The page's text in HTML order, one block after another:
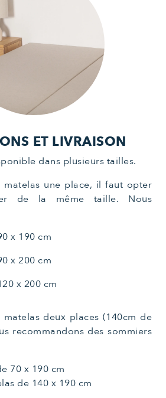
ET LIVRAISON
dans plusieurs tailles.
matelas une place, il faut opter
de la même taille. Nous
x 190 cm
x 200 cm
x 200 cm
deux places (140cm de
recommandons des sommiers
70 x 190 cm
de 140 x 190 cm